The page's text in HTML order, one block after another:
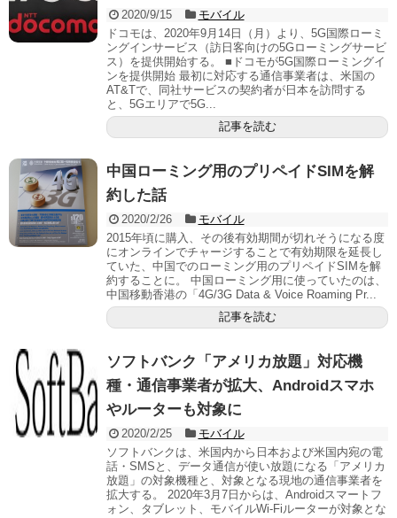
2020/9/15
モバイル
ドコモは、2020年9月14日（月）より、5G国際ローミ
ングインサービス（訪日客向けの5Gローミングサービ
ス）を提供開始する。 ■ドコモが5G国際ローミングイ
ンを提供開始 最初に対応する通信事業者は、米国の
AT&Tで、同社サービスの契約者が日本を訪問する
と、5Gエリアで5G...
記事を読む
中国ローミング用のプリペイドSIMを解
約した話
2020/2/26
モバイル
2015年頃に購入、その後有効期間が切れそうになる度
にオンラインでチャージすることで有効期限を延長し
ていた、中国でのローミング用のプリペイドSIMを解
約することに。 中国ローミング用に使っていたのは、
中国移動香港の「4G/3G Data & Voice Roaming Pr...
記事を読む
ソフトバンク「アメリカ放題」対応機
種・通信事業者が拡大、Androidスマホ
やルーターも対象に
2020/2/25
モバイル
ソフトバンクは、米国内から日本および米国内宛の電
話・SMSと、データ通信が使い放題になる「アメリカ
放題」の対象機種と、対象となる現地の通信事業者を
拡大する。 2020年3月7日からは、Androidスマートフ
ォン、タブレット、モバイルWi-Fiルーターが対象とな